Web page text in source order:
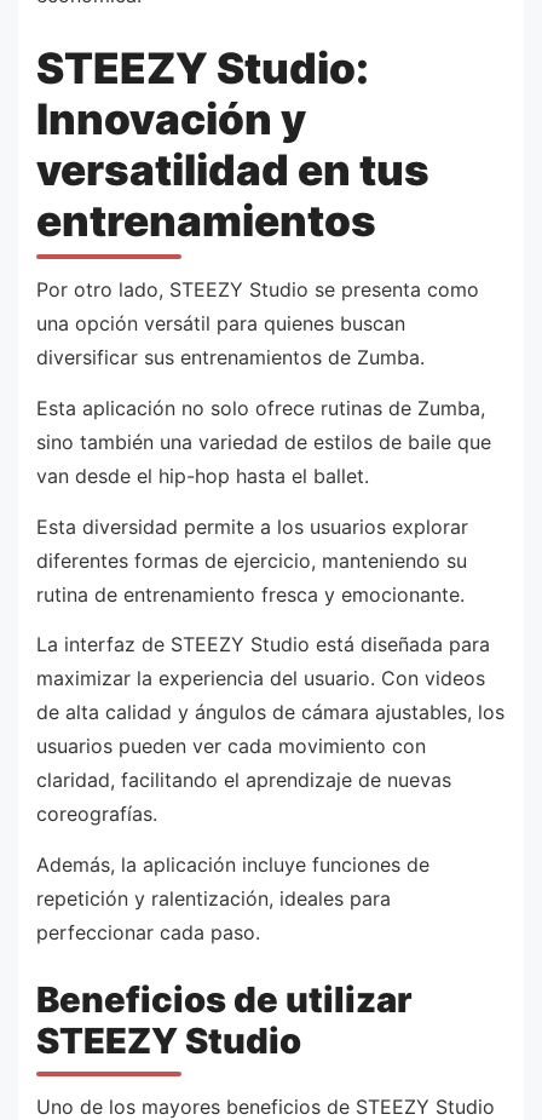
STEEZY Studio:
Innovación y
versatilidad en tus
entrenamientos
Por otro lado, STEEZY Studio se presenta como
una opción versátil para quienes buscan
diversificar sus entrenamientos de Zumba.
Esta aplicación no solo ofrece rutinas de Zumba,
sino también una variedad de estilos de baile que
van desde el hip-hop hasta el ballet.
Esta diversidad permite a los usuarios explorar
diferentes formas de ejercicio, manteniendo su
rutina de entrenamiento fresca y emocionante.
La interfaz de STEEZY Studio está diseñada para
maximizar la experiencia del usuario. Con videos
de alta calidad y ángulos de cámara ajustables, los
usuarios pueden ver cada movimiento con
claridad, facilitando el aprendizaje de nuevas
coreografías.
Además, la aplicación incluye funciones de
repetición y ralentización, ideales para
perfeccionar cada paso.
Beneficios de utilizar
STEEZY Studio
Uno de los mayores beneficios de STEEZY Studio